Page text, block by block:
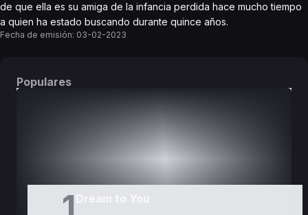
de que ella es su amiga de la infancia perdida hace mucho tiempo
a quien ha estado buscando durante quince años.
Fecha de emisión: 03-02-2023
Populares
Dream to You